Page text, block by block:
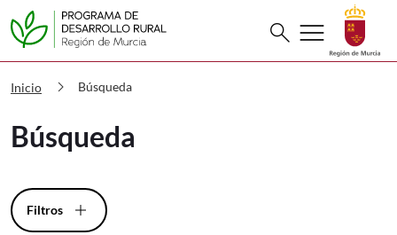
PDR Búsqueda Buscar
search menu
Inicio chevron_right Búsqueda
Búsqueda
Filtros